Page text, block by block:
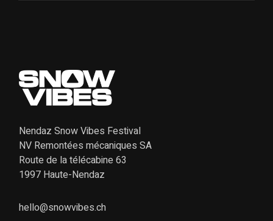
hello@snowvibes.ch
Nendaz Snow Vibes Festival
NV Remontées mécaniques SA
Route de la télécabine 63
1997 Haute-Nendaz